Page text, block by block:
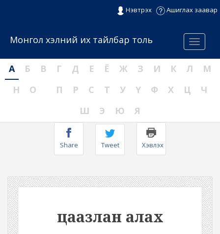
Нэвтрэх Ашиглах заавар
Menu
Монгол хэлний их тайлбар толь
А Б В Г Д Е Ё Ж З И К Л
М
Н
О П Р С Т У Ү Ф Х Ц
Ч
Ш
Э Ю Я
Share Tweet Хэвлэх
цаазлан алах